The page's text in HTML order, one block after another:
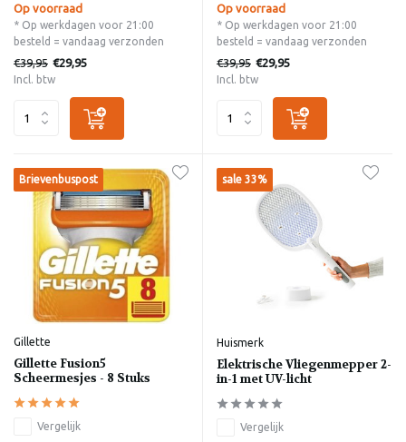
Op voorraad
* Op werkdagen voor 21:00
besteld = vandaag verzonden
€39,95 €29,95
Incl. btw
Op voorraad
* Op werkdagen voor 21:00
besteld = vandaag verzonden
€39,95 €29,95
Incl. btw
Brievenbuspost
Gillette
Gillette Fusion5
Scheermesjes - 8 Stuks
Vergelijk
sale 33%
Huismerk
Elektrische Vliegenmepper 2-
in-1 met UV-licht
Vergelijk